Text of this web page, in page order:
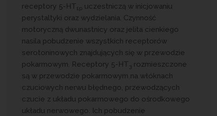
receptory 5-HT1p uczestniczą w inicjowaniu
perystaltyki oraz wydzielania. Czynność
motoryczną dwunastnicy oraz jelita cienkiego
nasila pobudzenie wszystkich receptorów
serotoninowych znajdujących się w przewodzie
pokarmowym. Receptory 5-HT 3 rozmieszczone
są w przewodzie pokarmowym na włóknach
czuciowych nerwu błędnego, przewodzących
czucie z układu pokarmowego do ośrodkowego
układu nerwowego. Ich pobudzenie